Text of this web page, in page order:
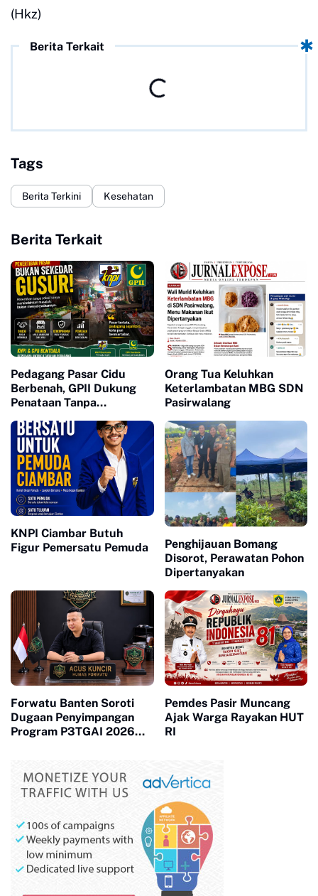
(Hkz)
Berita Terkait
Tags
Berita Terkini Kesehatan
Berita Terkait
Pedagang Pasar Cidu
Berbenah, GPII Dukung
Penataan Tanpa
Orang Tua Keluhkan
Keterlambatan MBG SDN
Pasirwalang
KNPI Ciambar Butuh
Figur Pemersatu Pemuda
Penghijauan Bomang
Disorot, Perawatan Pohon
Dipertanyakan
Forwatu Banten Soroti
Dugaan Penyimpangan
Program P3TGAI 2026
Pemdes Pasir Muncang
Ajak Warga Rayakan HUT
RI